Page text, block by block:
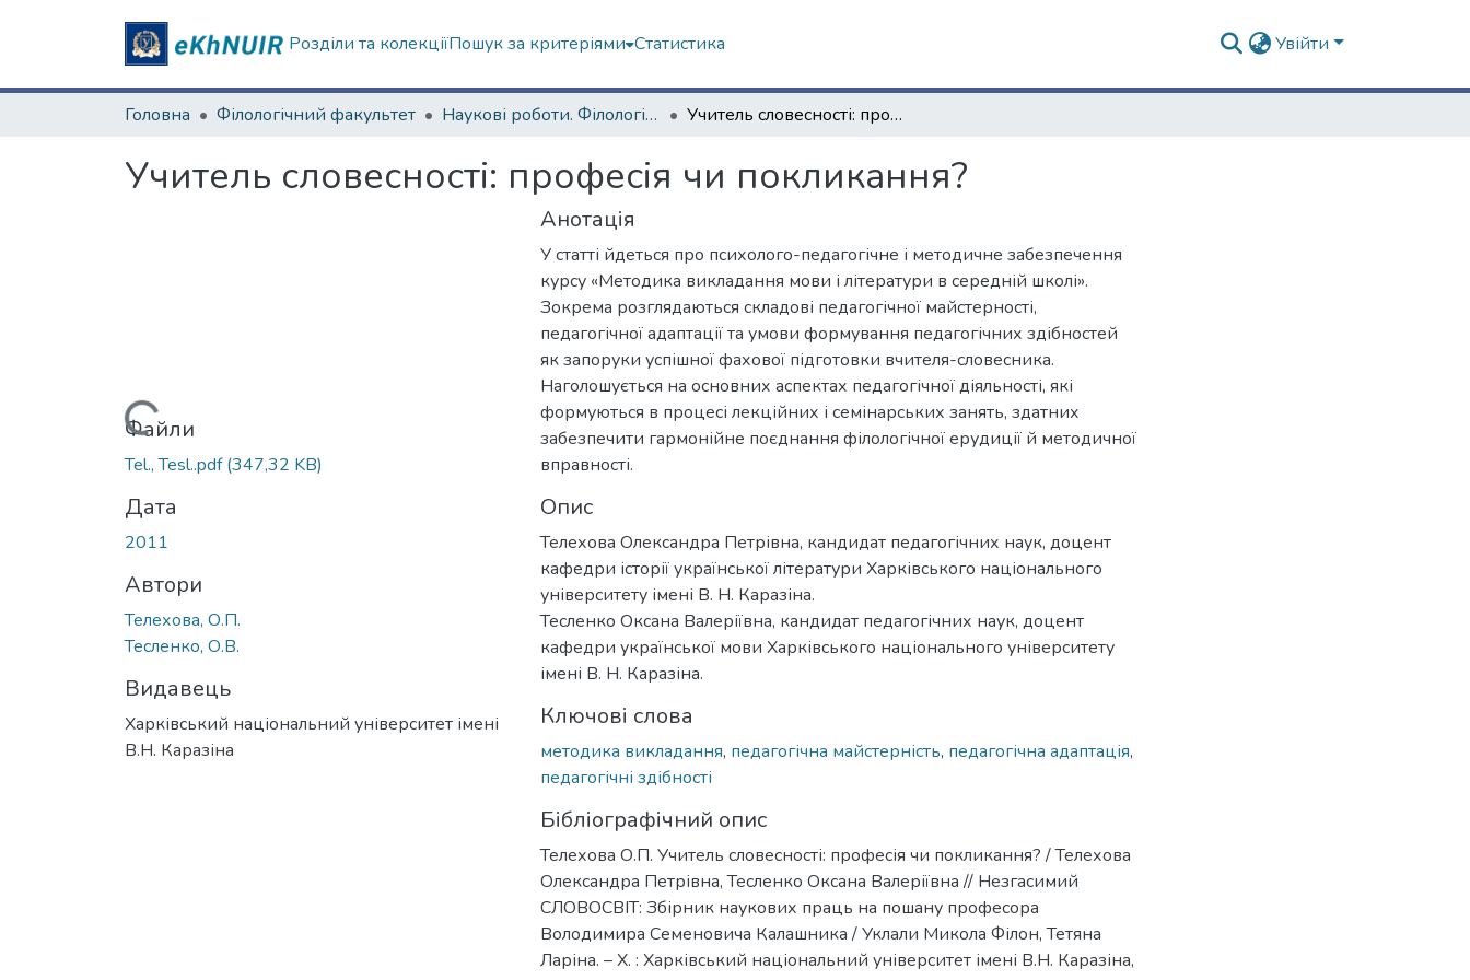
Розділи та колекціїПошук за критеріями Статистика Увійти
Головна Філологічний факультет Наукові роботи. Філологічний факультет Учитель словесності: професія чи покликання?
Учитель словесності: професія чи покликання?
Вантажиться...
Файли
Tel., Tesl..pdf(347,32 KB)
Дата
2011
Автори
Телехова, О.П.
Тесленко, О.В.
Видавець
Харківський національний університет імені
В.Н. Каразіна
Анотація
У статті йдеться про психолого-педагогічне і методичне забезпечення
курсу «Методика викладання мови і літератури в середній школі».
Зокрема розглядаються складові педагогічної майстерності,
педагогічної адаптації та умови формування педагогічних здібностей
як запоруки успішної фахової підготовки вчителя-словесника.
Наголошується на основних аспектах педагогічної діяльності, які
формуються в процесі лекційних і семінарських занять, здатних
забезпечити гармонійне поєднання філологічної ерудиції й методичної
вправності.
Опис
Телехова Олександра Петрівна, кандидат педагогічних наук, доцент
кафедри історії української літератури Харківського національного
університету імені В. Н. Каразіна.
Тесленко Оксана Валеріївна, кандидат педагогічних наук, доцент
кафедри української мови Харківського національного університету
імені В. Н. Каразіна.
Ключові слова
методика викладання, педагогічна майстерність, педагогічна адаптація,
педагогічні здібності
Бібліографічний опис
Телехова О.П. Учитель словесності: професія чи покликання? / Телехова
Олександра Петрівна, Тесленко Оксана Валеріївна // Незгасимий
СЛОВОСВІТ: Збірник наукових праць на пошану професора
Володимира Семеновича Калашника / Уклали Микола Філон, Тетяна
Ларіна. – Х. : Харківський національний університет імені В.Н. Каразіна,